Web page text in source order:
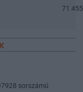
71 455
sorszámú